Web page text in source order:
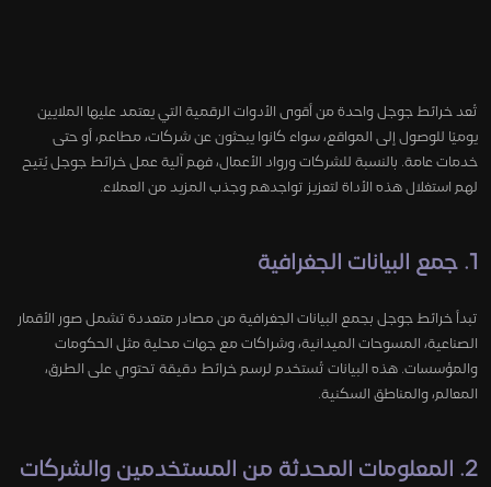
تُعد خرائط جوجل واحدة من أقوى الأدوات الرقمية التي يعتمد عليها الملايين
يوميًا للوصول إلى المواقع، سواء كانوا يبحثون عن شركات، مطاعم، أو حتى
خدمات عامة. بالنسبة للشركات ورواد الأعمال، فهم آلية عمل خرائط جوجل يُتيح
لهم استغلال هذه الأداة لتعزيز تواجدهم وجذب المزيد من العملاء.
1. جمع البيانات الجغرافية
تبدأ خرائط جوجل بجمع البيانات الجغرافية من مصادر متعددة تشمل صور الأقمار
الصناعية، المسوحات الميدانية، وشراكات مع جهات محلية مثل الحكومات
والمؤسسات. هذه البيانات تُستخدم لرسم خرائط دقيقة تحتوي على الطرق،
المعالم، والمناطق السكنية.
2. المعلومات المحدثة من المستخدمين والشركات